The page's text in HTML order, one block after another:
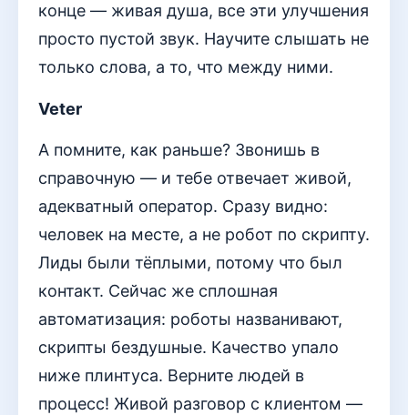
конце — живая душа, все эти улучшения
просто пустой звук. Научите слышать не
только слова, а то, что между ними.
Veter
А помните, как раньше? Звонишь в
справочную — и тебе отвечает живой,
адекватный оператор. Сразу видно:
человек на месте, а не робот по скрипту.
Лиды были тёплыми, потому что был
контакт. Сейчас же сплошная
автоматизация: роботы названивают,
скрипты бездушные. Качество упало
ниже плинтуса. Верните людей в
процесс! Живой разговор с клиентом —